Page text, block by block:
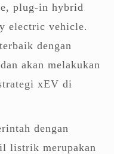
plug-in hybrid
electric vehicle.
dengan
akan melakukan
xEV di
dengan
listrik merupakan